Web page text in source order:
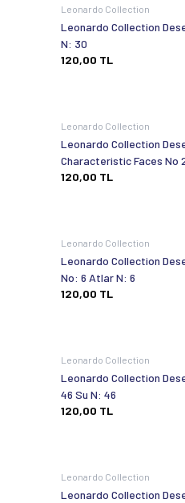
Leonardo Collection
Leonardo Collection
N: 30
120,00 TL
Leonardo Collection
Leonardo Collection
Characteristic Faces No
Yüzler N: 29
120,00 TL
Leonardo Collection
Leonardo Collection
No: 6 Atlar N: 6
120,00 TL
Leonardo Collection
Leonardo Collection
46 Su N: 46
120,00 TL
Leonardo Collection
Leonardo Collection